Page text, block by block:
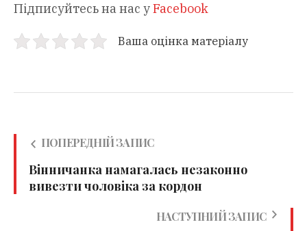
Підписуйтесь на нас уFacebook
Ваша оцінка матеріалу
ПОПЕРЕДНІЙ ЗАПИС
Вінничанка намагалась незаконно
вивезти чоловіка за кордон
НАСТУПНИЙ ЗАПИС